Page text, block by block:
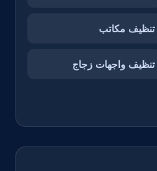
تنظيف مكاتب
تنظيف واجهات زجاج